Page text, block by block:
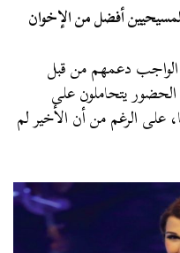
أفضل من الإخوان
الواجب دعمهم من قبل
يتحاملون على
الرغم من أن الأخير لم